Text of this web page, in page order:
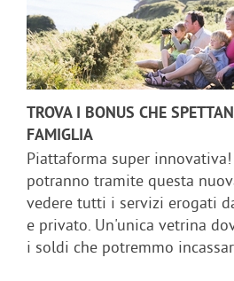
TROVA I BONUS CHE
FAMIGLIA
Piattaforma super
potranno tramite questa
vedere tutti i servizi erogati
e privato. Un'unica vetrina
i soldi che potremmo